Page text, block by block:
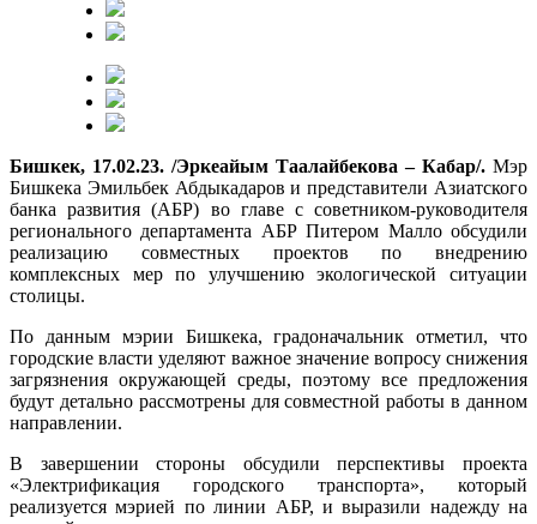
Бишкек, 17.02.23. /Эркеайым Таалайбекова – Кабар/. Мэр
Бишкека Эмильбек Абдыкадаров и представители Азиатского
банка развития (АБР) во главе с советником-руководителя
регионального департамента АБР Питером Малло обсудили
реализацию совместных проектов по внедрению
комплексных мер по улучшению экологической ситуации
столицы.
По данным мэрии Бишкека, градоначальник отметил, что
городские власти уделяют важное значение вопросу снижения
загрязнения окружающей среды, поэтому все предложения
будут детально рассмотрены для совместной работы в данном
направлении.
В завершении стороны обсудили перспективы проекта
«Электрификация городского транспорта», который
реализуется мэрией по линии АБР, и выразили надежду на